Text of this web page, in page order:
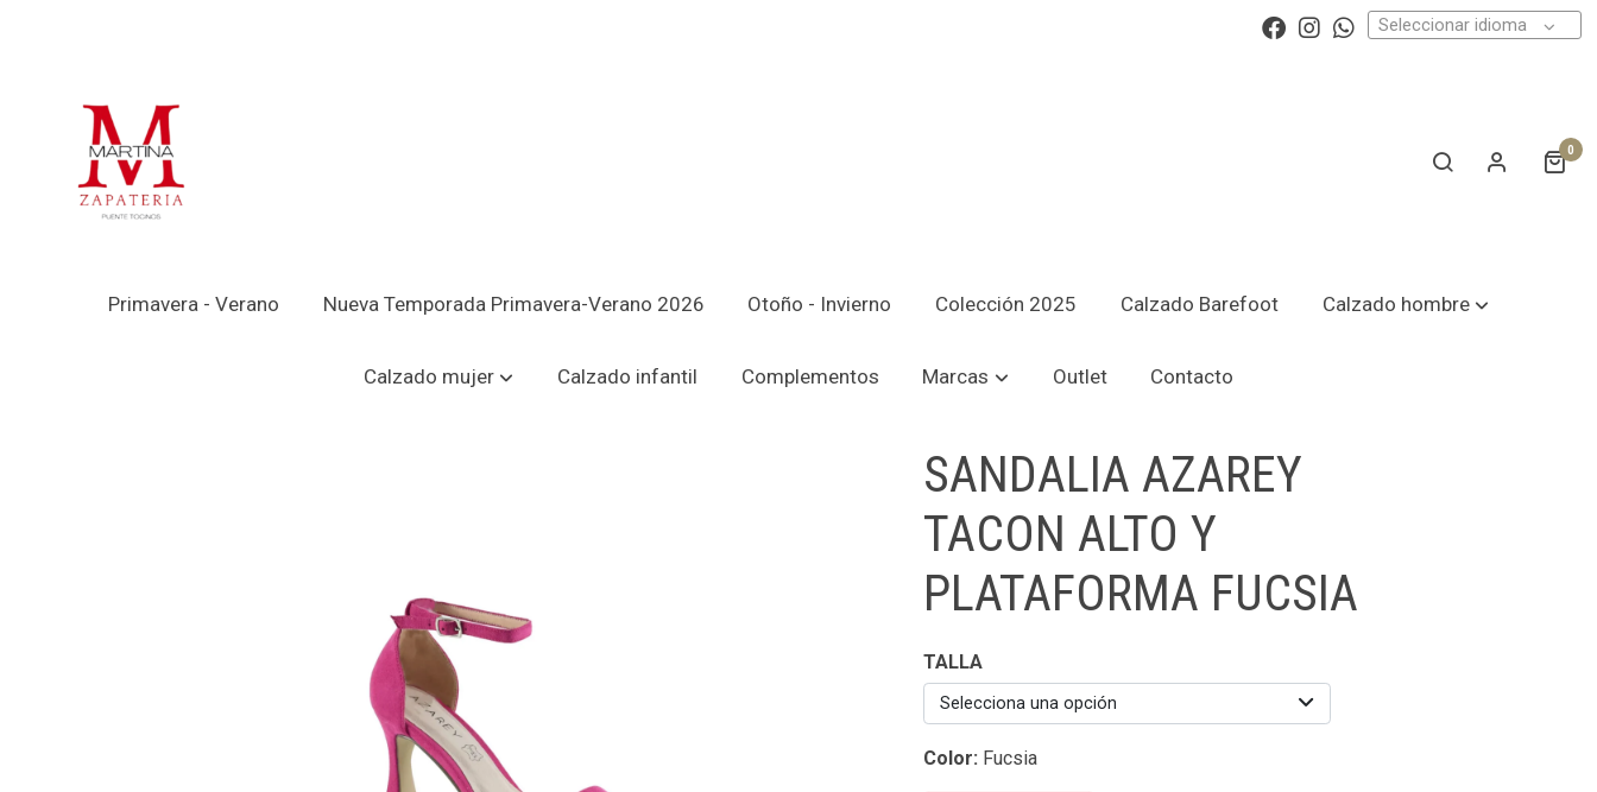
Seleccionar idioma
0
Primavera - Verano Nueva Temporada Primavera-Verano 2026 Otoño - Invierno Colección 2025 Calzado Barefoot Calzado hombre
Calzado mujer Calzado infantil Complementos Marcas Outlet Contacto
SANDALIA AZAREY TACON ALTO Y PLATAFORMA FUCSIA
SANDALIA AZAREY
TACON ALTO Y
PLATAFORMA FUCSIA
TALLA
Selecciona una opción
Color: Fucsia